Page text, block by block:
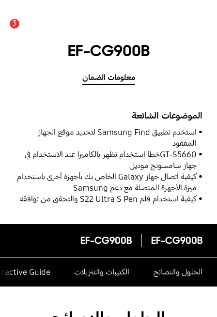
3
EF-CG900B
معلومات الضمان
الموضوعات الشائعة
استخدم تطبيق Samsung Find لتحديد موقع الجهاز
المفقود
GT-S5660خطا استخدام تظهر بالكاميرا عند الاستخدام في
جهاز سامسونج موديل
كيفية اتصال جهاز Galaxy الخاص بك بأجهزة أخرى باستخدام
ميزة الأجهزة المتصلة مع دعم Samsung
كيفية استخدام قلم S22 Ultra S Pen والتحقق من توافقه
EF-CG900B
EF-CG900B
الحلول والنصائح الكتيبات والتنزيلات Guide